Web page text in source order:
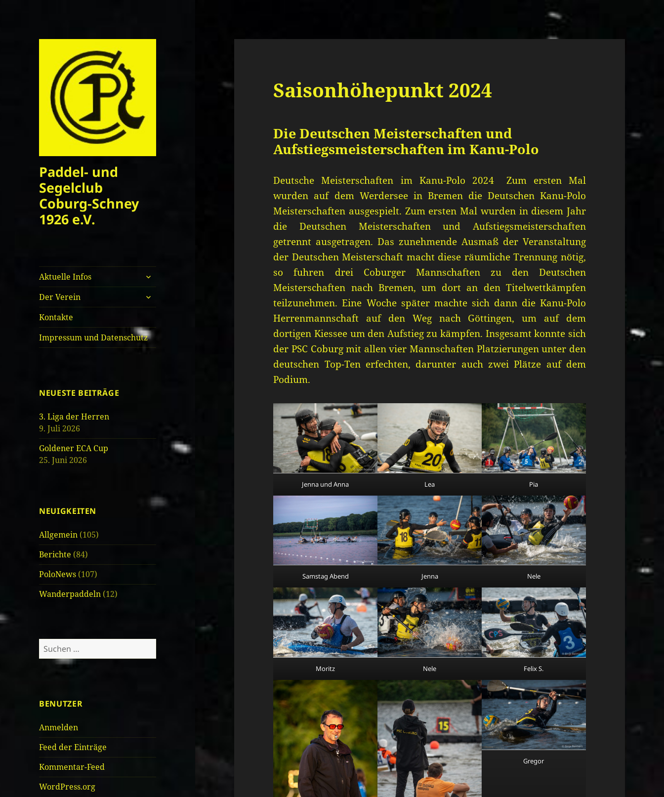
Paddel- und
Segelclub
Coburg-Schney
1926 e.V.
Aktuelle Infos
untermenü
öffnen
Der Verein
untermenü
öffnen
Kontakte
Impressum und Datenschutz
NEUESTE BEITRÄGE
3. Liga der Herren
9. Juli 2026
Goldener ECA Cup
25. Juni 2026
NEUIGKEITEN
Allgemein (105)
Berichte (84)
PoloNews (107)
Wanderpaddeln (12)
Suche
nach:
BENUTZER
Anmelden
Feed der Einträge
Kommentar-Feed
WordPress.org
Saisonhöhepunkt 2024
Die Deutschen Meisterschaften und
Aufstiegsmeisterschaften im Kanu-Polo
Deutsche Meisterschaften im Kanu-Polo 2024 Zum ersten Mal
wurden auf dem Werdersee in Bremen die Deutschen Kanu-Polo
Meisterschaften ausgespielt. Zum ersten Mal wurden in diesem Jahr
die Deutschen Meisterschaften und Aufstiegsmeisterschaften
getrennt ausgetragen. Das zunehmende Ausmaß der Veranstaltung
der Deutschen Meisterschaft macht diese räumliche Trennung nötig,
so fuhren drei Coburger Mannschaften zu den Deutschen
Meisterschaften nach Bremen, um dort an den Titelwettkämpfen
teilzunehmen. Eine Woche später machte sich dann die Kanu-Polo
Herrenmannschaft auf den Weg nach Göttingen, um auf dem
dortigen Kiessee um den Aufstieg zu kämpfen. Insgesamt konnte sich
der PSC Coburg mit allen vier Mannschaften Platzierungen unter den
deutschen Top-Ten erfechten, darunter auch zwei Plätze auf dem
Podium.
Jenna und Anna Lea Pia
Samstag Abend Jenna Nele
Moritz Nele Felix S.
Gregor